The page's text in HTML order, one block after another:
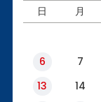
日 月
6
7
13
14